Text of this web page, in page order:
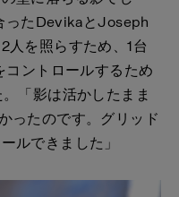
ったDevikaとJoseph
人を照らすため、1台
コントロールするため
「影は活かしたまま
ったのです。グリッド
ルできました」